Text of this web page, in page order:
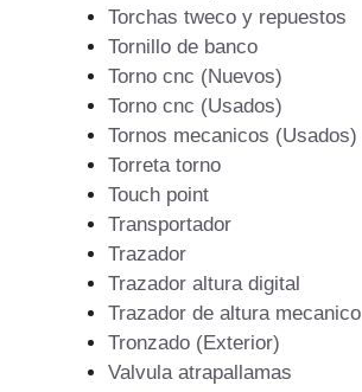
Torchas tweco y repuestos
Tornillo de banco
Torno cnc (Nuevos)
Torno cnc (Usados)
Tornos mecanicos (Usados)
Torreta torno
Touch point
Transportador
Trazador
Trazador altura digital
Trazador de altura mecanico
Tronzado (Exterior)
Valvula atrapallamas